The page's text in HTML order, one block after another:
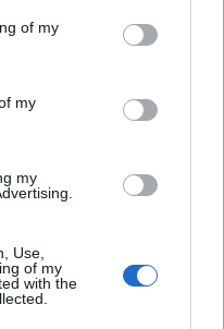
one or more Google
information including but
You may click to
its third-party tags to
of my
my
my
Use,
of my
with the